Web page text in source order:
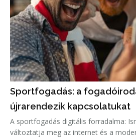
Sportfogadás: a
újrarendezik kapcsolatukat
A sportfogadás digitális forradalma:
változtatja meg az internet és a